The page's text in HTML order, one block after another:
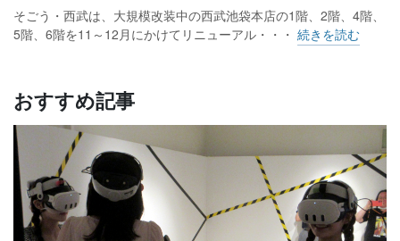
そごう・西武は、大規模改装中の西武池袋本店の1階、2階、4階、
5階、6階を11～12月にかけてリニューアル・・・ 続きを読む
おすすめ記事